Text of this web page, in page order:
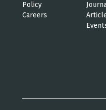
Policy
Careers